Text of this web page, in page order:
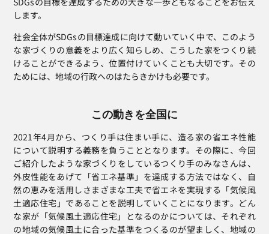
します。
社会全体がSDGsの目標達成に向けて動いていく中で、このよう
な家づくりの意義をより広く知らしめ、こうした家をつくり続
けることができるよう、位置付けていくことも大切です。その
ためには、地域の行政へのはたらきかけも必要です。
この動きを全国に
2021年4月から、つくり手は住まい手に、造る家の省エネ性能
について説明する義務を負うこととなります。その際に、今回
ご紹介したような家づくりをしているつくり手のみなさんは、
外皮性能をあげて「省エネ基準」を達成する方法ではなく、自
然の恵みを活用しさまざまな工夫で省エネを実現する「気候風
土適応住宅」であることを説明していくことになります。どん
な家が「気候風土適応住宅」となるのかについては、それぞれ
の地域の気候風土に合った基準をつくるのが望ましく、地域の